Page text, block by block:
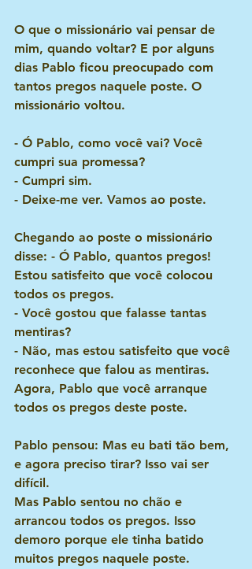
O que o missionário vai pensar de
mim, quando voltar? E por alguns
dias Pablo ficou preocupado com
tantos pregos naquele poste. O
missionário voltou.
- Ó Pablo, como você vai? Você
cumpri sua promessa?
- Cumpri sim.
- Deixe-me ver. Vamos ao poste.
Chegando ao poste o missionário
disse: - Ó Pablo, quantos pregos!
Estou satisfeito que você colocou
todos os pregos.
- Você gostou que falasse tantas
mentiras?
- Não, mas estou satisfeito que você
reconhece que falou as mentiras.
Agora, Pablo que você arranque
todos os pregos deste poste.
Pablo pensou: Mas eu bati tão bem,
e agora preciso tirar? Isso vai ser
difícil.
Mas Pablo sentou no chão e
arrancou todos os pregos. Isso
demoro porque ele tinha batido
muitos pregos naquele poste.